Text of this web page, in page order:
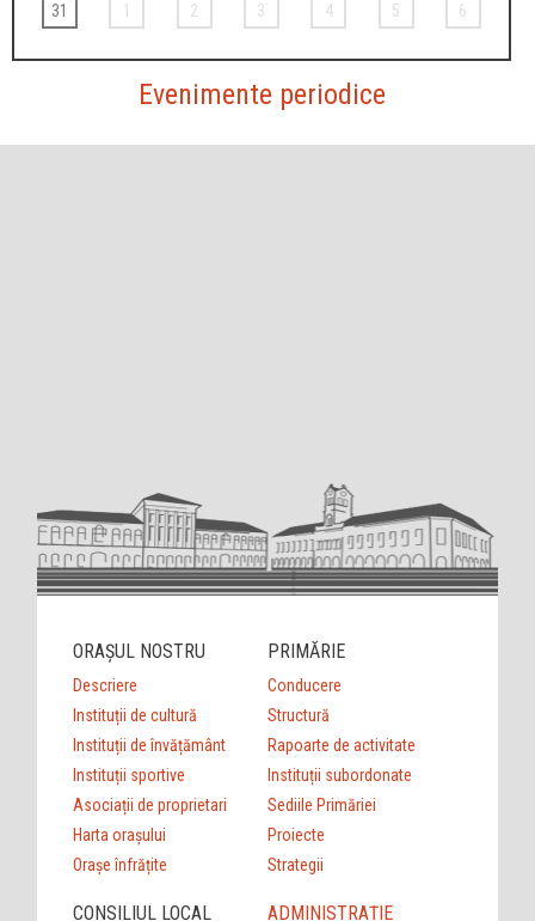
31 1 2 3 4 5 6
Evenimente periodice
ORAȘUL NOSTRU
Descriere
Instituții de cultură
Instituții de învățământ
Instituții sportive
Asociații de proprietari
Harta orașului
Orașe înfrățite
PRIMĂRIE
Conducere
Structură
Rapoarte de activitate
Instituții subordonate
Sediile Primăriei
Proiecte
Strategii
CONSILIUL LOCAL ADMINISTRAȚIE